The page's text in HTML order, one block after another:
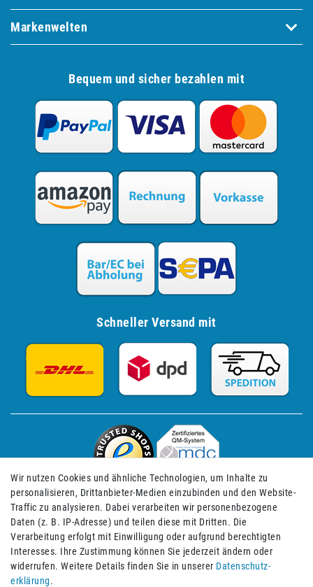
Markenwelten
Bequem und sicher bezahlen mit
Schneller Versand mit
Impressum Daten­schutz­erklärung AGB
Wir nutzen Cookies und ähnliche Technologien, um Inhalte zu
personalisieren, Drittanbieter-Medien einzubinden und den Website-
Traffic zu analysieren. Dabei verarbeiten wir personenbezogene
Daten (z. B. IP-Adresse) und teilen diese mit Dritten. Die
Verarbeitung erfolgt mit Einwilligung oder aufgrund berechtigten
Interesses. Ihre Zustimmung können Sie jederzeit ändern oder
widerrufen. Weitere Details finden Sie in unserer Daten­schutz­
erklärung.